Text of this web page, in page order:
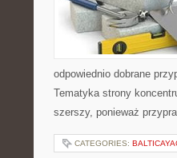
odpowiednio dobrane
Tematyka strony
szerszy, ponieważ
CATEGORIES: